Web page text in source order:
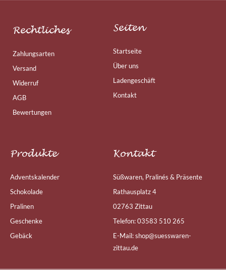
Rechtliches
Zahlungsarten
Versand
Widerruf
AGB
Bewertungen
Seiten
Startseite
Über uns
Ladengeschäft
Kontakt
Produkte
Adventskalender
Schokolade
Pralinen
Geschenke
Gebäck
Kontakt
Süßwaren, Pralinés & Präsente
Rathausplatz 4
02763 Zittau
Telefon: 03583 510 265
E-Mail: shop@suesswaren-
zittau.de